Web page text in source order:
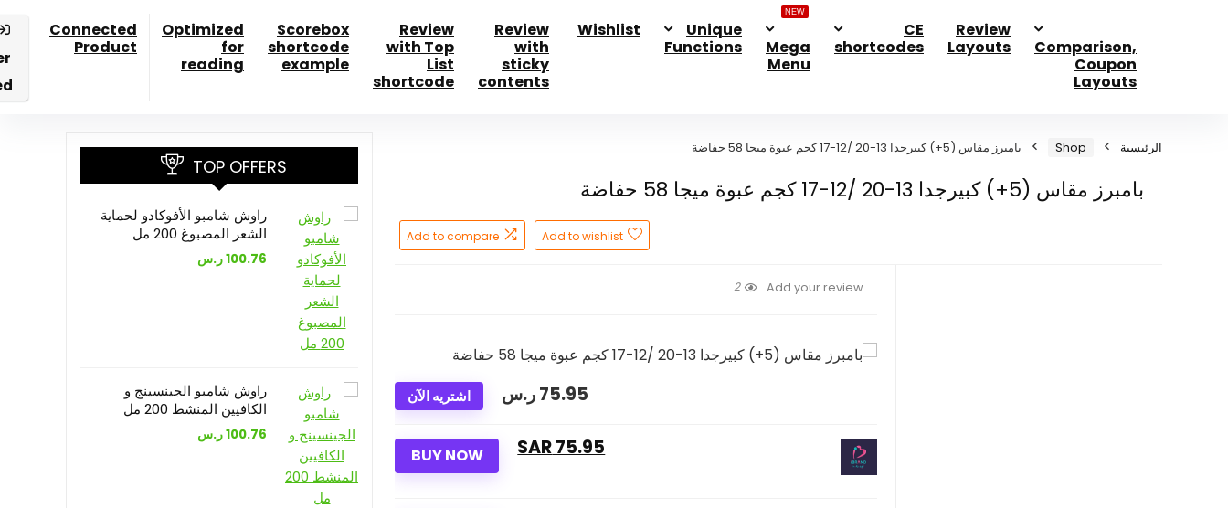
Comparison,
Coupon
Layouts
Review
Layouts
CE
shortcodes
Mega
Menu
NEW
Unique
Functions
Wishlist
Review
with
sticky
contents
Review
with Top
List
shortcode
Scorebox
shortcode
example
Optimized
for
reading
Connected
Product
الرئيسية Shop بامبرز مقاس (5+) كبيرجدا 13-20 /12-17 كجم عبوة ميجا 58 حفاضة
بامبرز مقاس (5+) كبيرجدا 13-20 /12-17 كجم عبوة ميجا 58 حفاضة
Add to wishlist
Add to compare
Add your review
2
اشتريه الآن 75.95ر.س
BUY NOW 75.95 SAR
TOP OFFERS
راوش شامبو الأفوكادو لحماية
الشعر المصبوغ 200 مل
100.76ر.س
راوش شامبو الجينسينج و
الكافيين المنشط 200 مل
100.76ر.س